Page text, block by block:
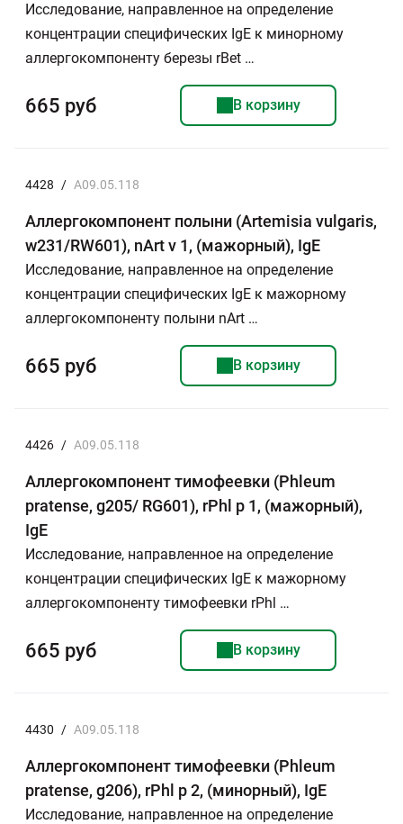
Исследование, направленное на определение
концентрации специфических IgE к минорному
аллергокомпоненту березы rBet …
665 руб В корзину
4428 / A09.05.118
Аллергокомпонент полыни (Artemisia vulgaris,
w231/RW601), nArt v 1, (мажорный), IgE
Исследование, направленное на определение
концентрации специфических IgE к мажорному
аллергокомпоненту полыни nArt …
665 руб В корзину
4426 / A09.05.118
Аллергокомпонент тимофеевки (Phleum
pratense, g205/ RG601), rPhl p 1, (мажорный),
IgE
Исследование, направленное на определение
концентрации специфических IgE к мажорному
аллергокомпоненту тимофеевки rPhl …
665 руб В корзину
4430 / A09.05.118
Аллергокомпонент тимофеевки (Phleum
pratense, g206), rPhl p 2, (минорный), IgE
Исследование, направленное на определение